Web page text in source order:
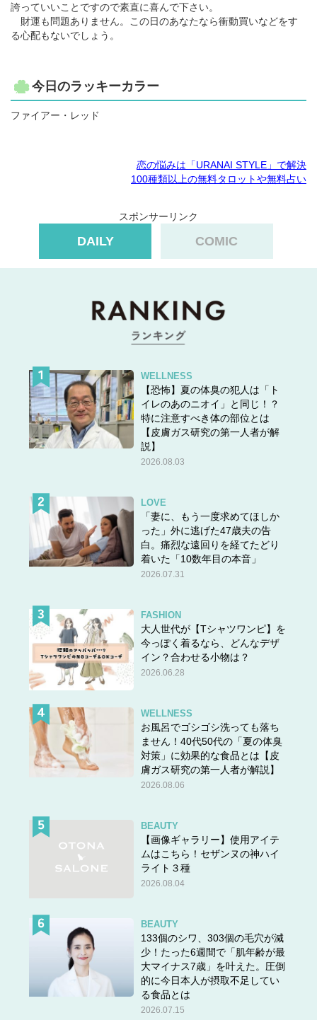
誇っていいことですので素直に喜んで下さい。
財運も問題ありません。この日のあなたなら衝動買いなどをす
る心配もないでしょう。
今日のラッキーカラー
ファイアー・レッド
恋の悩みは「URANAI STYLE」で解決
100種類以上の無料タロットや無料占い
スポンサーリンク
DAILY COMIC
WELLNESS
【恐怖】夏の体臭の犯人は「ト
イレのあのニオイ」と同じ！？
特に注意すべき体の部位とは
【皮膚ガス研究の第一人者が解
説】
2026.08.03
LOVE
「妻に、もう一度求めてほしか
った」外に逃げた47歳夫の告
白。痛烈な遠回りを経てたどり
着いた「10数年目の本音」
2026.07.31
FASHION
大人世代が【Tシャツワンピ】を
今っぽく着るなら、どんなデザ
イン？合わせる小物は？
2026.06.28
WELLNESS
お風呂でゴシゴシ洗っても落ち
ません！40代50代の「夏の体臭
対策」に効果的な食品とは【皮
膚ガス研究の第一人者が解説】
2026.08.06
BEAUTY
【画像ギャラリー】使用アイテ
ムはこちら！セザンヌの神ハイ
ライト３種
2026.08.04
BEAUTY
133個のシワ、303個の毛穴が減
少！たった6週間で「肌年齢が最
大マイナス7歳」を叶えた。圧倒
的に今日本人が摂取不足してい
る食品とは
2026.07.15